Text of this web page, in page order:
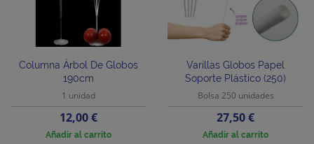
Columna Árbol De Globos
190cm
1 unidad
Precio
12,00 €
Añadir al carrito
Varillas Globos Papel
Soporte Plástico (250)
Bolsa 250 unidades
Precio
27,50 €
Añadir al carrito